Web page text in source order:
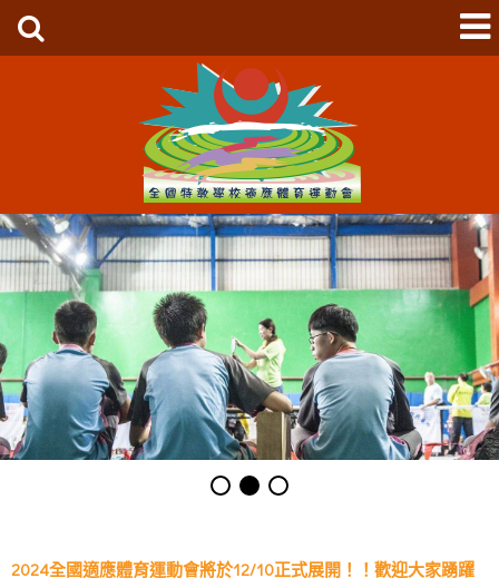
2024全國適應體育運動會將於12/10正式展開！！歡迎大家踴躍